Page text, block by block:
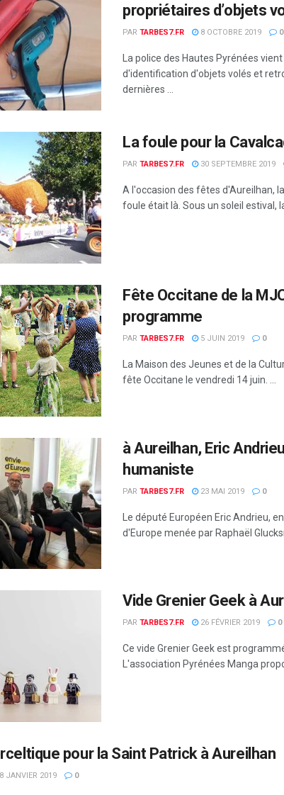
propriétaires d’objets
PAR TARBES7.FR 8 OCTOBRE 2019 0
La police des Hautes Pyrénées
d'identification d'objets volés et
dernières ...
La foule pour la
PAR TARBES7.FR 30 SEPTEMBRE 2019
A l'occasion des fêtes d'Aureilhan,
foule était là. Sous un soleil estival, la
Fête Occitane de la
programme
PAR TARBES7.FR 5 JUIN 2019 0
La Maison des Jeunes et de la
fête Occitane le vendredi 14 juin. ...
à Aureilhan, Eric
humaniste
PAR TARBES7.FR 23 MAI 2019 0
Le député Européen Eric Andrieu,
d'Europe menée par Raphaël
Vide Grenier Geek à
PAR TARBES7.FR 26 FÉVRIER 2019 0
Ce vide Grenier Geek est
L'association Pyrénées Manga
pour la Saint Patrick à Aureilhan
JANVIER 2019 0